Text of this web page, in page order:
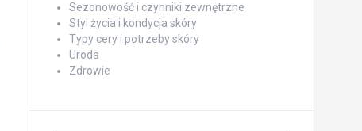
Sezonowość i czynniki zewnętrzne
Styl życia i kondycja skóry
Typy cery i potrzeby skóry
Uroda
Zdrowie